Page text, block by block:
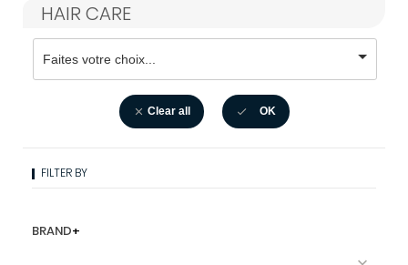
HAIR CARE
 Clear all  OK
FILTER BY
BRAND+